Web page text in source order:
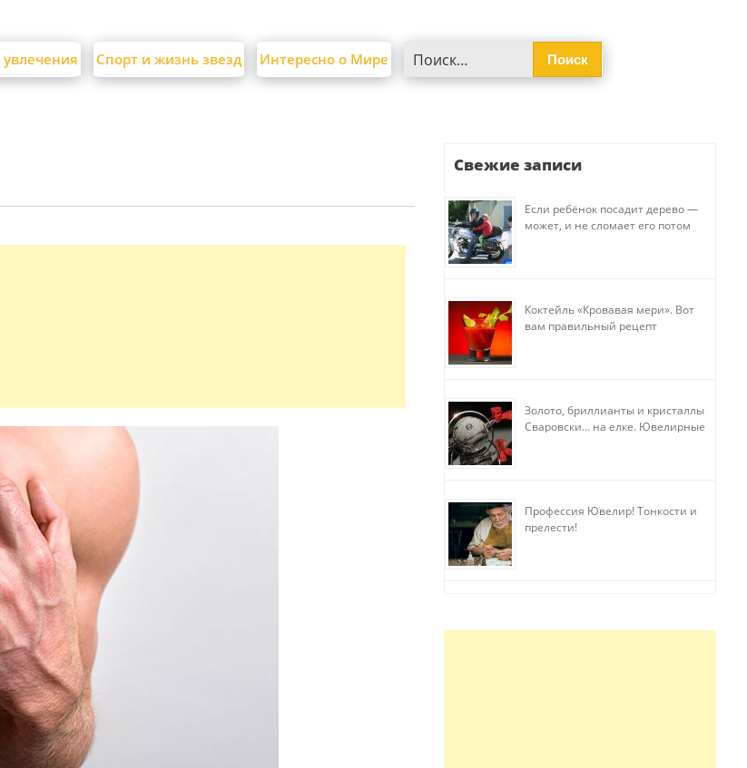
увлечения Спорт и жизнь звезд Интересно о Мире
Свежие записи
Если ребёнок посадит дерево —
может, и не сломает его потом
Коктейль «Кровавая мери». Вот
вам правильный рецепт
Золото, бриллианты и кристаллы
Сваровски… на елке. Ювелирные
Профессия Ювелир! Тонкости и
прелести!